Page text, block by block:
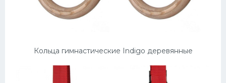
Кольца гимнастические Indigo деревянные